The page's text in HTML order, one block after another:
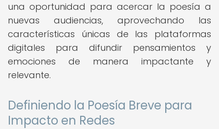
una oportunidad para acercar la poesía a
nuevas audiencias, aprovechando las
características únicas de las plataformas
digitales para difundir pensamientos y
emociones de manera impactante y
relevante.
Definiendo la Poesía Breve para
Impacto en Redes